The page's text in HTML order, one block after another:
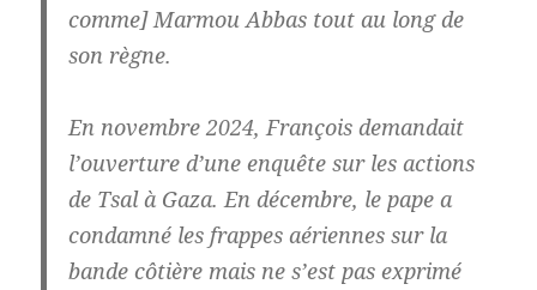
comme] Marmou Abbas tout au long de
son règne.
En novembre 2024, François demandait
l’ouverture d’une enquête sur les actions
de Tsal à Gaza. En décembre, le pape a
condamné les frappes aériennes sur la
bande côtière mais ne s’est pas exprimé